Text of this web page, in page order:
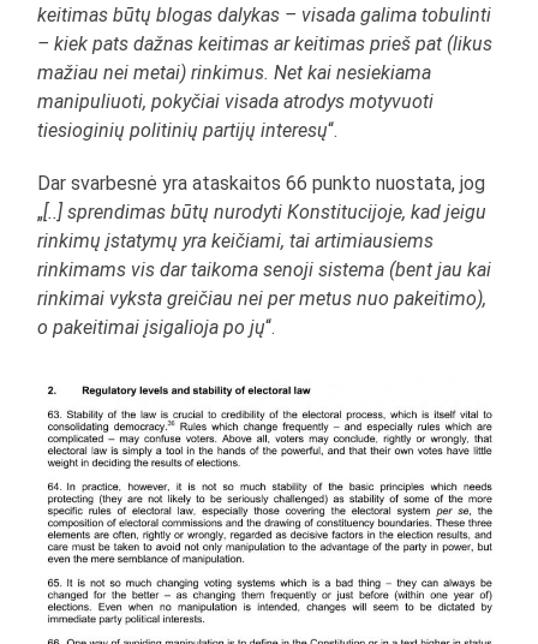
keitimas būtų blogas dalykas – visada galima tobulinti
– kiek pats dažnas keitimas ar keitimas prieš pat (likus
mažiau nei metai) rinkimus. Net kai nesiekiama
manipuliuoti, pokyčiai visada atrodys motyvuoti
tiesioginių politinių partijų interesų“.
Dar svarbesnė yra ataskaitos 66 punkto nuostata, jog
„[..] sprendimas būtų nurodyti Konstitucijoje, kad jeigu
rinkimų įstatymų yra keičiami, tai artimiausiems
rinkimams vis dar taikoma senoji sistema (bent jau kai
rinkimai vyksta greičiau nei per metus nuo pakeitimo),
o pakeitimai įsigalioja po jų“.